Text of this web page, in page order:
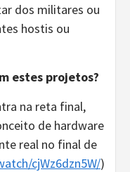
dos militares ou
hostis ou
estes projetos?
na reta final,
de hardware
real no final de
cjWz6dzn5W/)